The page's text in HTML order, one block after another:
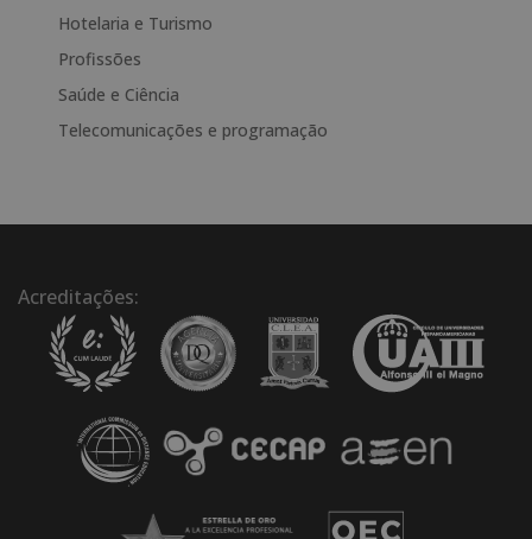
i
v
e
Hotelaria e Turismo
Profissões
Saúde e Ciência
Telecomunicações e programação
Acreditações: